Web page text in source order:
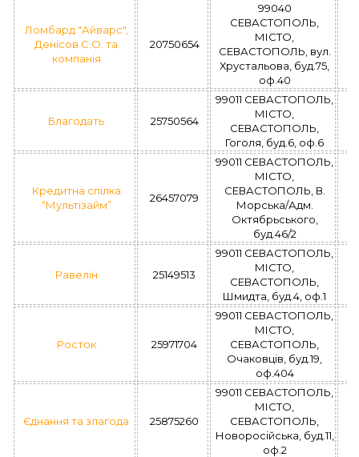
Ломбард "Айварс",
Денісов С.О. та
компанія
20750654
99040
СЕВАСТОПОЛЬ,
МІСТО,
СЕВАСТОПОЛЬ, вул.
Хрустальова, буд.75,
оф.40
Благодать 25750564
99011 СЕВАСТОПОЛЬ,
МІСТО,
СЕВАСТОПОЛЬ,
Гоголя, буд.6, оф.6
Кредитна спілка
“Мультізайм”
26457079
99011 СЕВАСТОПОЛЬ,
МІСТО,
СЕВАСТОПОЛЬ, В.
Морська/Адм.
Октябрьського,
буд.46/2
Равелін 25149513
99011 СЕВАСТОПОЛЬ,
МІСТО,
СЕВАСТОПОЛЬ,
Шмидта, буд.4, оф.1
Росток 25971704
99011 СЕВАСТОПОЛЬ,
МІСТО,
СЕВАСТОПОЛЬ,
Очаковцiв, буд.19,
оф.404
Єднання та злагода 25875260
99011 СЕВАСТОПОЛЬ,
МІСТО,
СЕВАСТОПОЛЬ,
Новоросійська, буд.11,
оф.2